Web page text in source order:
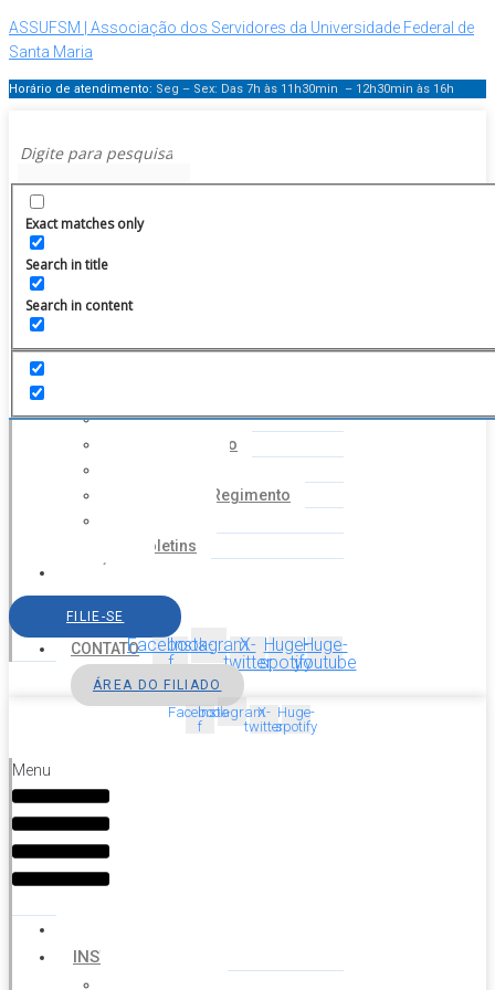
ASSUFSM | Associação dos Servidores da Universidade Federal de
Santa Maria
Horário de atendimento: Seg – Sex: Das 7h às 11h30min – 12h30min às 16h
Exact matches only
Search in title
Search in content
Menu
Histórico
Coordenação
Estatuto e Regimento
Boletins
SERVIÇOS
AGENDA
CONTATO
FILIE-SE
Facebook-
f
InstagramX-
twitter
Huge-
spotify
Huge-
youtube
ÁREA DO FILIADO
Facebook-
f
InstagramX-
twitter
Huge-
spotify
Menu
INSTITUCIONAL